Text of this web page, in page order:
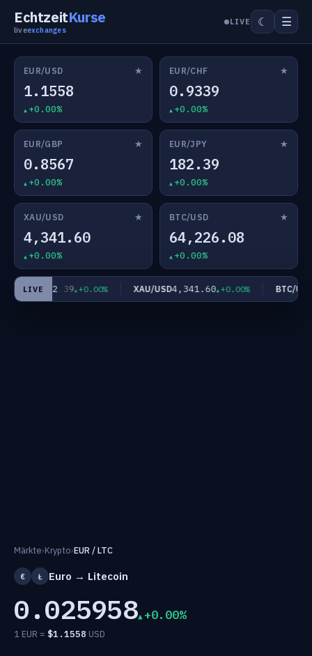
EchtzeitKurse
liveexchanges
LIVE ☾ ☰
EUR/USD ★
1.1558
+0.00%
EUR/CHF ★
0.9339
+0.00%
EUR/GBP ★
0.8567
+0.00%
EUR/JPY ★
182.39
+0.00%
XAU/USD ★
4,341.60
+0.00%
BTC/USD ★
64,226.08
+0.00%
LIVE
JPY182.39 +0.00% XAU/USD4,341.60 +0.00% BTC/USD
Märkte›Krypto›EUR / LTC
€ Ł Euro → Litecoin
0.025958 +0.00%
1 EUR = $1.1558 USD